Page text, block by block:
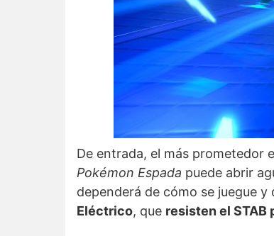
De entrada, el más prometedor
Pokémon Espada puede abrir
dependerá de cómo se juegue y
Eléctrico, que resisten el STAB